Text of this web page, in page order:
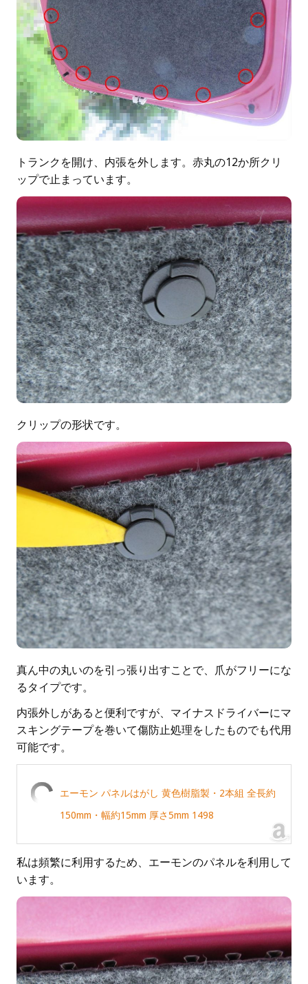
トランクを開け、内張を外します。赤丸の12か所クリ
ップで止まっています。
クリップの形状です。
真ん中の丸いのを引っ張り出すことで、爪がフリーにな
るタイプです。
内張外しがあると便利ですが、マイナスドライバーにマ
スキングテープを巻いて傷防止処理をしたものでも代用
可能です。
エーモン パネルはがし 黄色樹脂製・2本組 全長約
150mm・幅約15mm 厚さ5mm 1498
私は頻繁に利用するため、エーモンのパネルを利用して
います。